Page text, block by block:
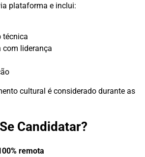
plataforma e inclui:
técnica
com liderança
cultural é considerado durante as
Candidatar?
remota